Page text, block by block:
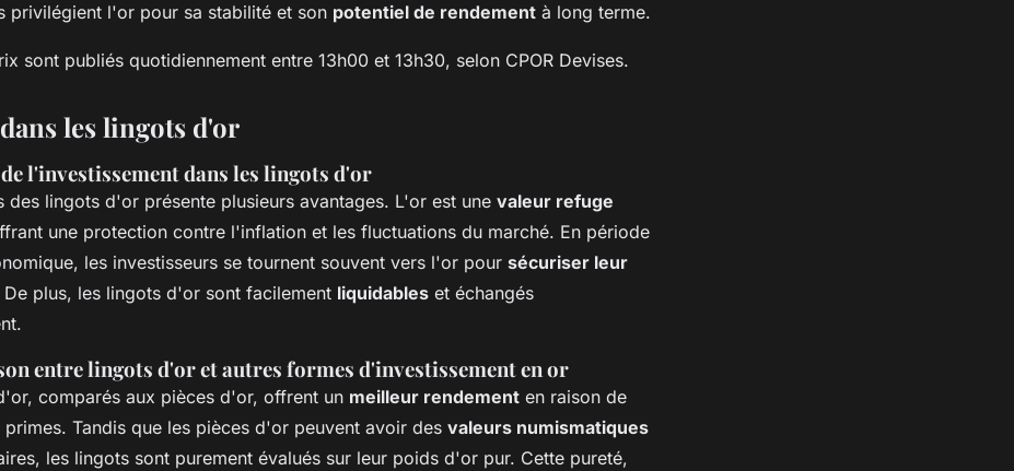
privilégient l'or pour sa stabilité et son potentiel de rendement à long terme.
sont publiés quotidiennement entre 13h00 et 13h30, selon CPOR Devises.
les lingots d'or
l'investissement dans les lingots d'or
des lingots d'or présente plusieurs avantages. L'or est une valeur refuge
une protection contre l'inflation et les fluctuations du marché. En période
les investisseurs se tournent souvent vers l'or pour sécuriser leur
De plus, les lingots d'or sont facilement liquidables et échangés
entre lingots d'or et autres formes d'investissement en or
comparés aux pièces d'or, offrent un meilleur rendement en raison de
primes. Tandis que les pièces d'or peuvent avoir des valeurs numismatiques
les lingots sont purement évalués sur leur poids d'or pur. Cette pureté,